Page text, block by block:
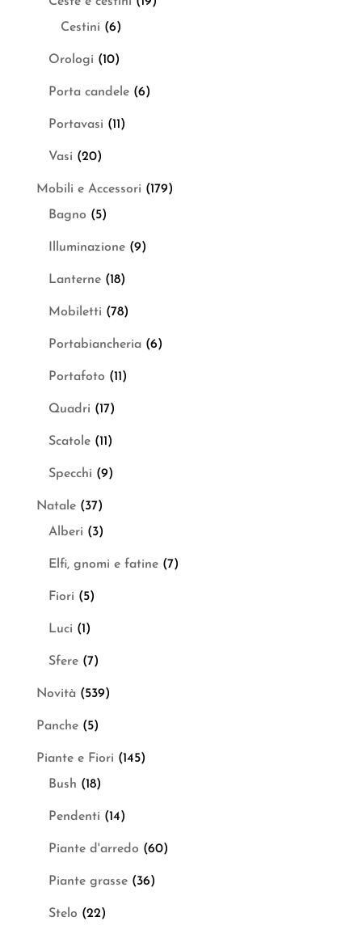
Cestini (6)
Orologi (10)
Porta candele (6)
Portavasi (11)
Vasi (20)
Mobili e Accessori (179)
Bagno (5)
Illuminazione (9)
Lanterne (18)
Mobiletti (78)
Portabiancheria (6)
Portafoto (11)
Quadri (17)
Scatole (11)
Specchi (9)
Natale (37)
Alberi (3)
Elfi, gnomi e fatine (7)
Fiori (5)
Luci (1)
Sfere (7)
Novità (539)
Panche (5)
Piante e Fiori (145)
Bush (18)
Pendenti (14)
Piante d'arredo (60)
Piante grasse (36)
Stelo (22)